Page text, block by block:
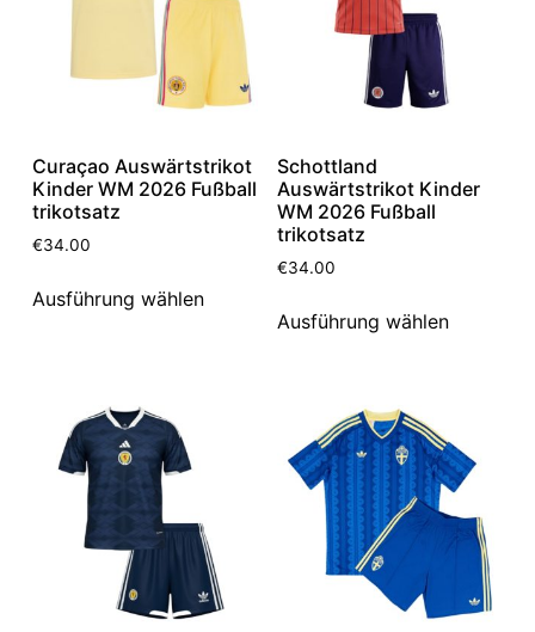
Curaçao Auswärtstrikot
Kinder WM 2026 Fußball
trikotsatz
€34.00
Ausführung wählen
Schottland
Auswärtstrikot Kinder
WM 2026 Fußball
trikotsatz
€34.00
Ausführung wählen